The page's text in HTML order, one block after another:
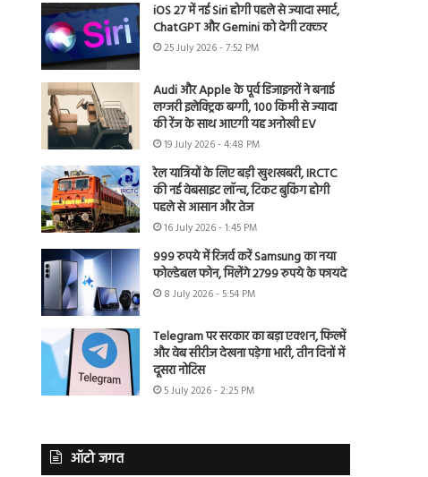
iOS 27 में नई Siri होगी पहले से ज्यादा स्मार्ट,
ChatGPT और Gemini को देगी टक्कर
25 July 2026 - 7:52 PM
Audi और Apple के पूर्व डिजाइनरों ने बनाई
लग्जरी इलेक्ट्रिक बग्गी, 100 किमी से ज्यादा
की रेंज के साथ आएगी यह अनोखी EV
19 July 2026 - 4:48 PM
रेल यात्रियों के लिए बड़ी खुशखबरी, IRCTC
की नई वेबसाइट लॉन्च, टिकट बुकिंग होगी
पहले से आसान और तेज
16 July 2026 - 1:45 PM
999 रुपये में रिजर्व करें Samsung का नया
फोल्डेबल फोन, मिलेंगे 2799 रुपये के फायदे
8 July 2026 - 5:54 PM
Telegram पर सरकार का बड़ा एक्शन, फिल्में
और वेब सीरीज देखना पड़ेगा भारी, तीन दिनों में
दूसरा नोटिस
5 July 2026 - 2:25 PM
ऑटो जगत